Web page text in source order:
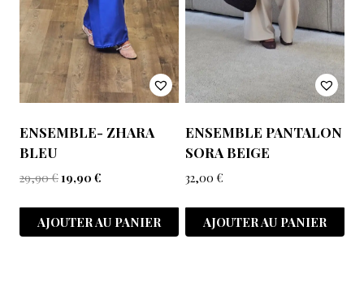
ENSEMBLE- ZHARA
BLEU
29,90€19,90 €
AJOUTER AU PANIER
ENSEMBLE PANTALON
SORA BEIGE
32,00 €
AJOUTER AU PANIER